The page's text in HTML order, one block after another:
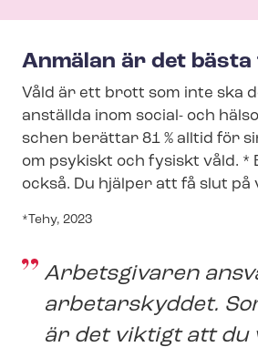
Anmälan är det
Våld är ett brott som inte ska
anställda inom social- och
schen berättar 81 % alltid för
om psykiskt och fysiskt våld. *
också. Du hjälper att få slut på
*Tehy, 2023
Arbetsgivaren
arbetarskyddet.
är det viktigt att du